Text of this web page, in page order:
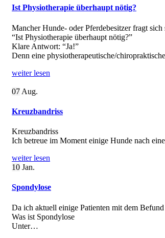
Ist Physiotherapie überhaupt nötig?
Mancher Hunde- oder Pferdebesitzer fragt sich
“Ist Physiotherapie überhaupt nötig?”
Klare Antwort: “Ja!”
Denn eine physiotherapeutische/
weiter lesen
07 Aug.
Kreuzbandriss
Kreuzbandriss
Ich betreue im Moment einige Hunde nach
weiter lesen
10 Jan.
Spondylose
Da ich aktuell einige Patienten mit dem
Was ist Spondylose
Unter…